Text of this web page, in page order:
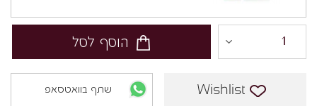
הוסף לסל
Wishlist שתף בוואטסאפ